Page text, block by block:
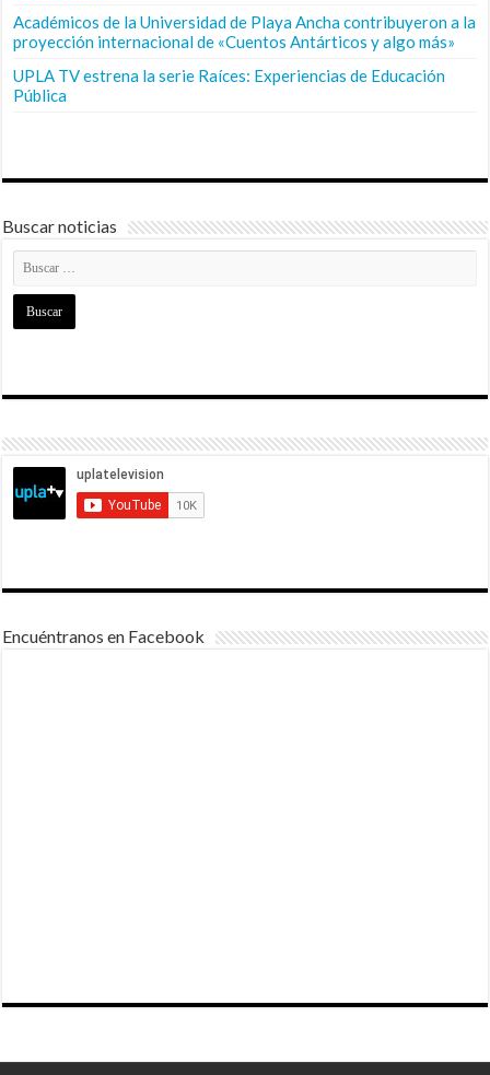
Académicos de la Universidad de Playa Ancha contribuyeron a la
proyección internacional de «Cuentos Antárticos y algo más»
UPLA TV estrena la serie Raíces: Experiencias de Educación
Pública
Buscar noticias
Encuéntranos en Facebook